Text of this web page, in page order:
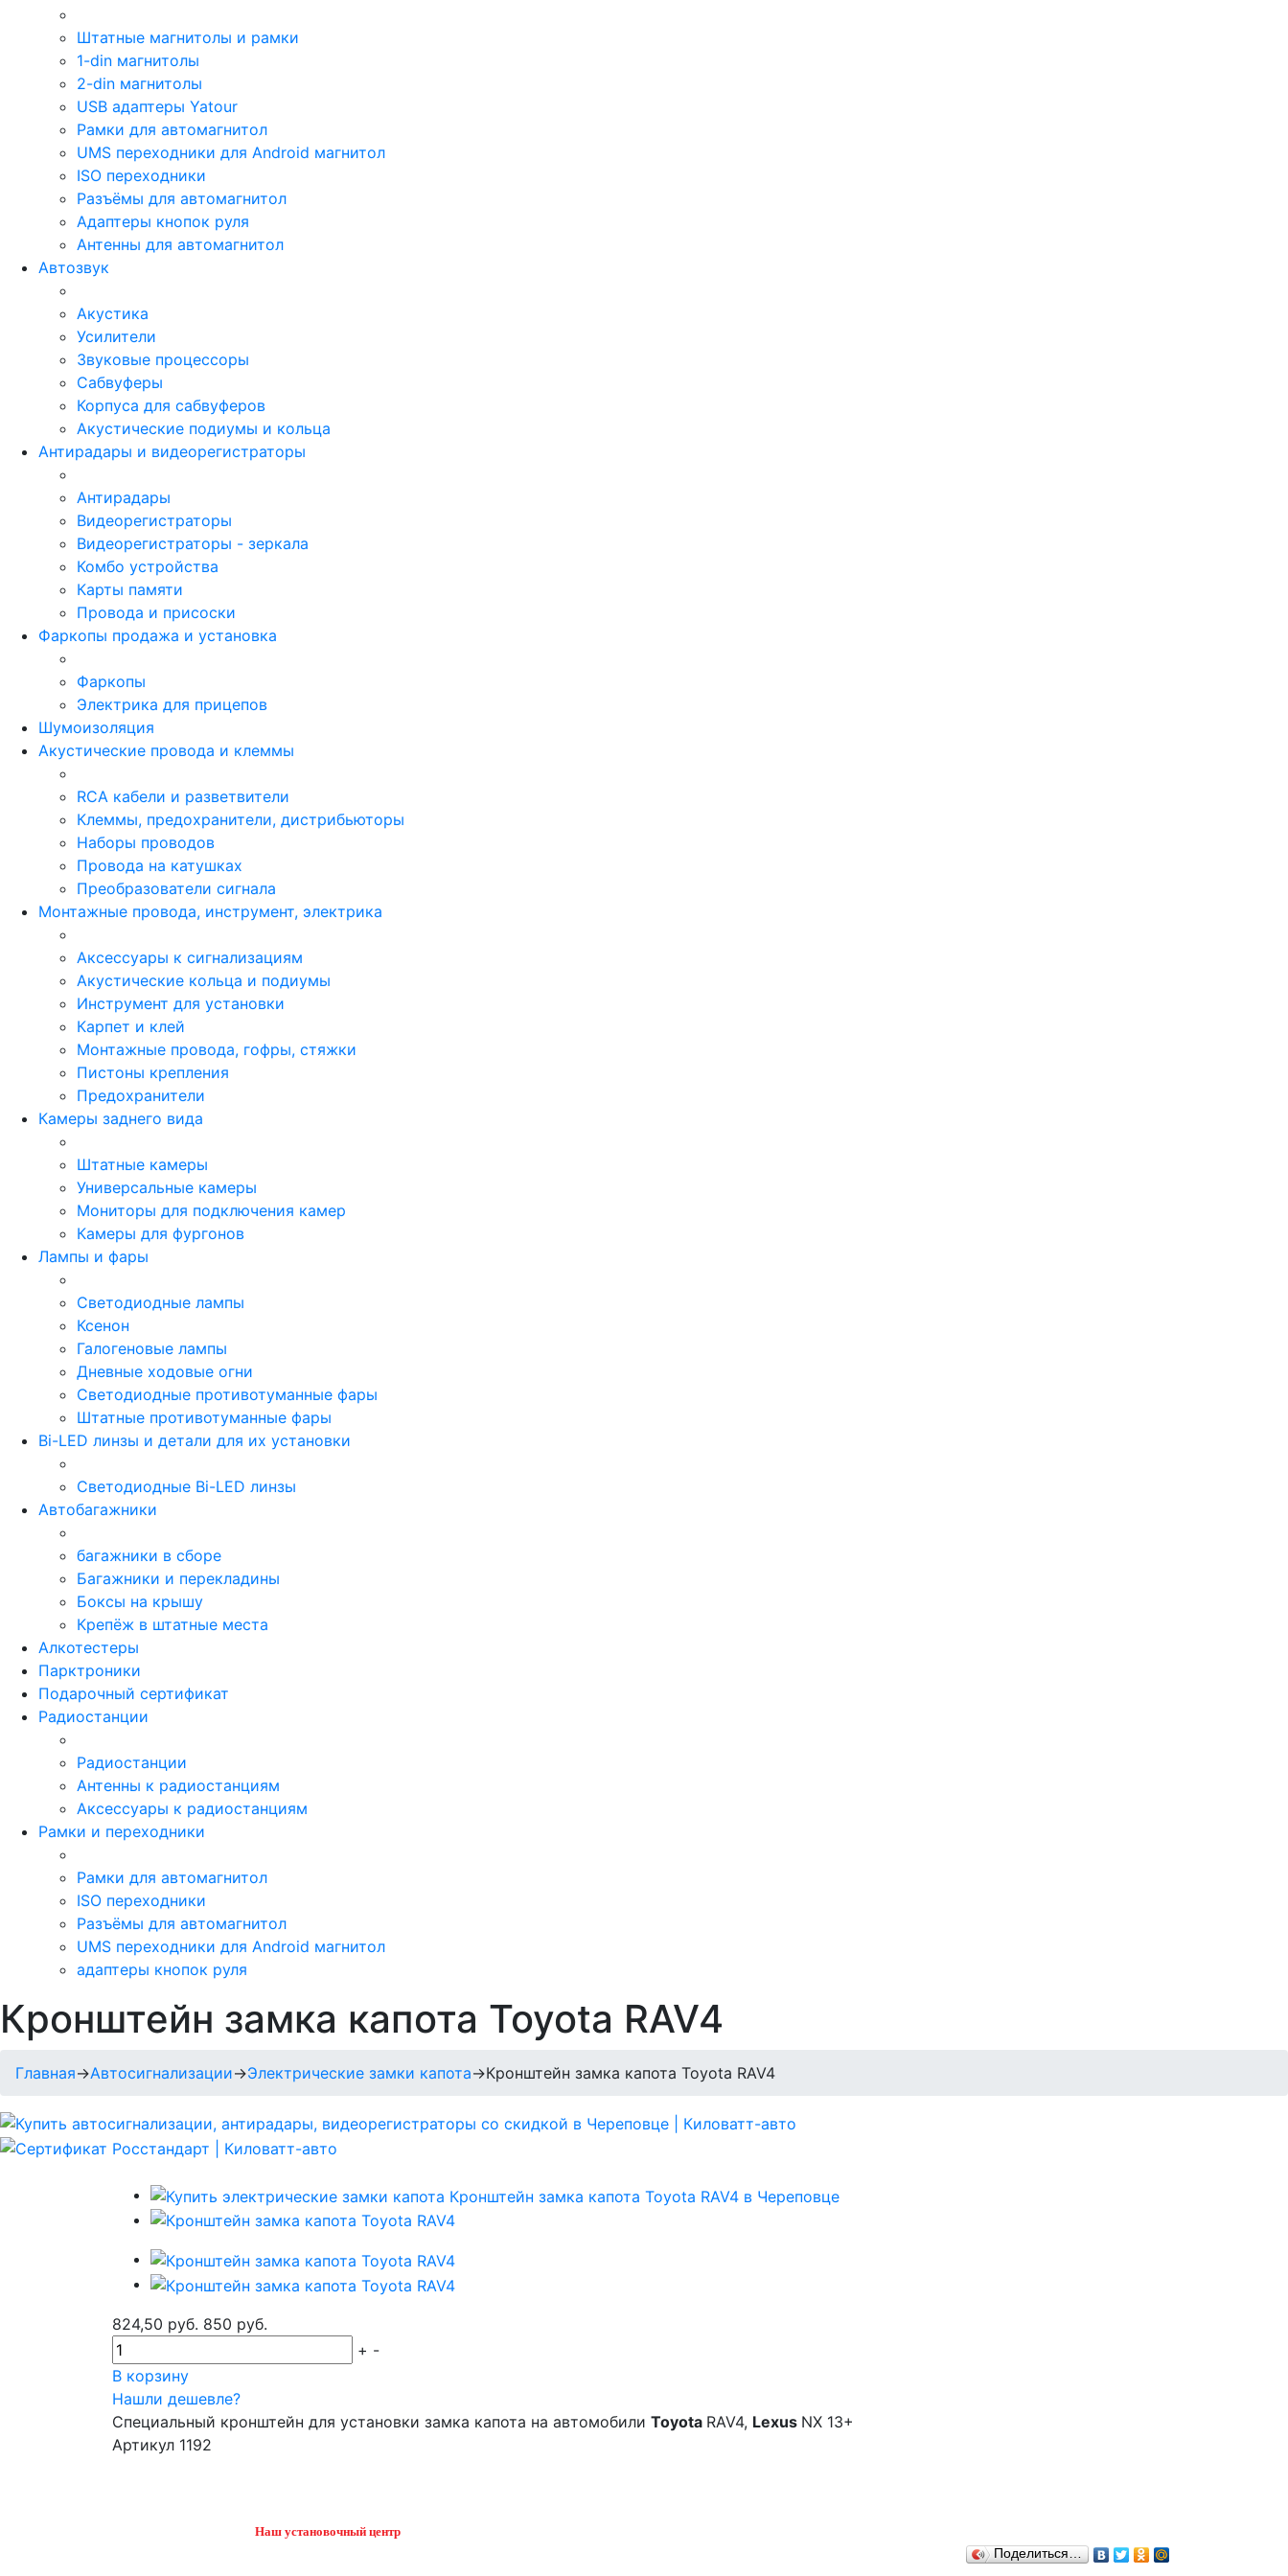
Штатные магнитолы и рамки
1-din магнитолы
2-din магнитолы
USB адаптеры Yatour
Рамки для автомагнитол
UMS переходники для Android магнитол
ISO переходники
Разъёмы для автомагнитол
Адаптеры кнопок руля
Антенны для автомагнитол
Автозвук
Акустика
Усилители
Звуковые процессоры
Сабвуферы
Корпуса для сабвуферов
Акустические подиумы и кольца
Антирадары и видеорегистраторы
Антирадары
Видеорегистраторы
Видеорегистраторы - зеркала
Комбо устройства
Карты памяти
Провода и присоски
Фаркопы продажа и установка
Фаркопы
Электрика для прицепов
Шумоизоляция
Акустические провода и клеммы
RCA кабели и разветвители
Клеммы, предохранители, дистрибьюторы
Наборы проводов
Провода на катушках
Преобразователи сигнала
Монтажные провода, инструмент, электрика
Аксессуары к сигнализациям
Акустические кольца и подиумы
Инструмент для установки
Карпет и клей
Монтажные провода, гофры, стяжки
Пистоны крепления
Предохранители
Камеры заднего вида
Штатные камеры
Универсальные камеры
Мониторы для подключения камер
Камеры для фургонов
Лампы и фары
Светодиодные лампы
Ксенон
Галогеновые лампы
Дневные ходовые огни
Светодиодные противотуманные фары
Штатные противотуманные фары
Bi-LED линзы и детали для их установки
Светодиодные Bi-LED линзы
Автобагажники
багажники в сборе
Багажники и перекладины
Боксы на крышу
Крепёж в штатные места
Алкотестеры
Парктроники
Подарочный сертификат
Радиостанции
Радиостанции
Антенны к радиостанциям
Аксессуары к радиостанциям
Рамки и переходники
Рамки для автомагнитол
ISO переходники
Разъёмы для автомагнитол
UMS переходники для Android магнитол
адаптеры кнопок руля
Кронштейн замка капота Toyota RAV4
Главная→Автосигнализации→Электрические замки капота→Кронштейн замка капота Toyota RAV4
824,50 руб. 850 руб.
+ -
В корзину
Нашли дешевле?
Специальный кронштейн для установки замка капота на автомобили Toyota RAV4, Lexus NX 13+
Артикул 1192
Наш установочный центр
Поделиться…